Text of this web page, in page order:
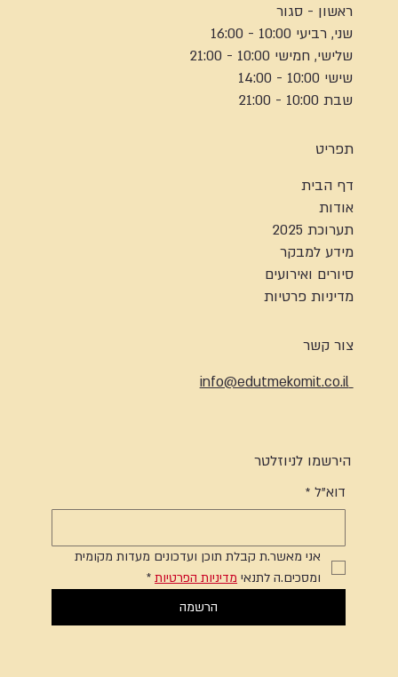
ראשון - סגור
שני, רביעי 10:00 - 16:00
שלישי, חמישי 10:00 - 21:00
שישי 10:00 - 14:00
שבת 10:00 - 21:00
תפריט
דף הבית
אודות
תערוכת 2025
מידע למבקר
סיורים ואירועים
מדיניות פרטיות
צור קשר
info@edutmekomit.co.il
הירשמו לניוזלטר
דוא"ל *
אני מאשר.ת קבלת תוכן ועדכונים מעדות מקומית
ומסכים.ה לתנאי מדיניות הפרטיות *
הרשמה